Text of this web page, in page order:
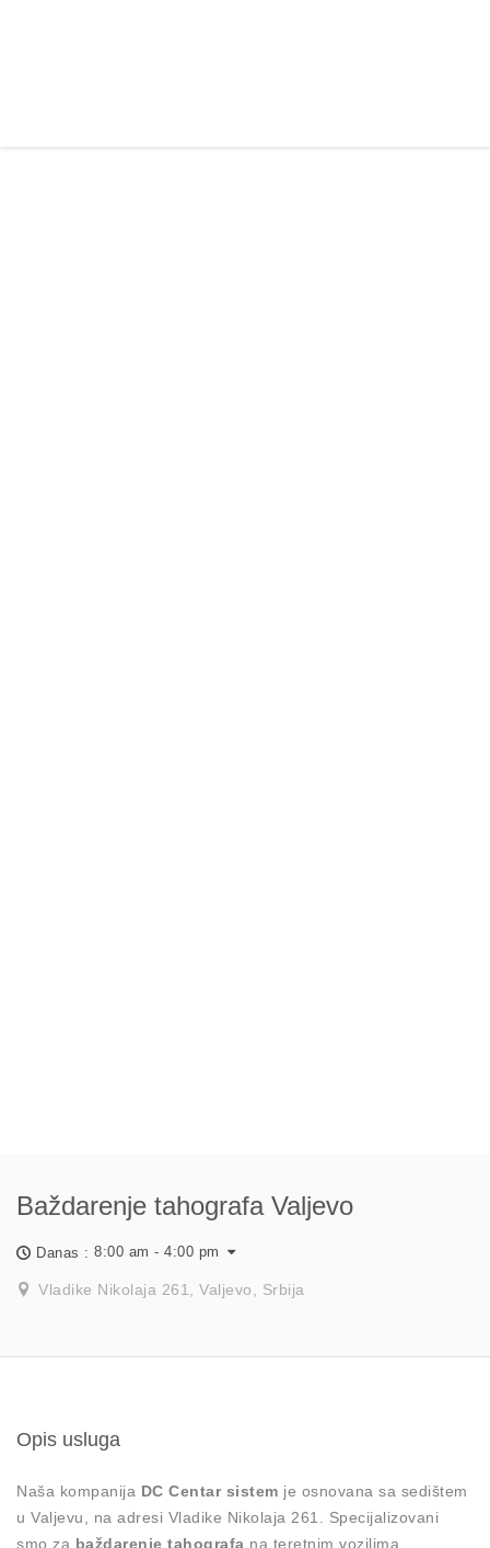
Baždarenje tahografa Valjevo
Danas : 8:00 am - 4:00 pm
Vladike Nikolaja 261, Valjevo, Srbija
Opis usluga
Naša kompanija DC Centar sistem je osnovana sa sedištem
u Valjevu, na adresi Vladike Nikolaja 261. Specijalizovani
smo za baždarenje tahografa na teretnim vozilima.